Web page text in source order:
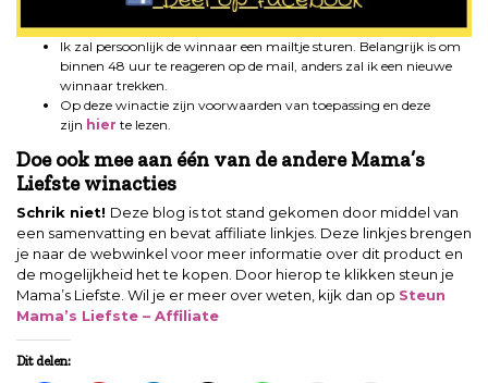
Ik zal persoonlijk de winnaar een mailtje sturen. Belangrijk is om
binnen 48 uur te reageren op de mail, anders zal ik een nieuwe
winnaar trekken.
Op deze winactie zijn voorwaarden van toepassing en deze
zijn hier te lezen.
Doe ook mee aan één van de andere Mama’s
Liefste winacties
Schrik niet! Deze blog is tot stand gekomen door middel van
een samenvatting en bevat affiliate linkjes. Deze linkjes brengen
je naar de webwinkel voor meer informatie over dit product en
de mogelijkheid het te kopen. Door hierop te klikken steun je
Mama’s Liefste. Wil je er meer over weten, kijk dan op Steun
Mama’s Liefste – Affiliate
Dit delen: